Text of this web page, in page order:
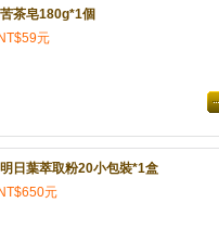
茶皂180g*1個
NT$59元
日葉萃取粉20小包裝*1盒
NT$650元